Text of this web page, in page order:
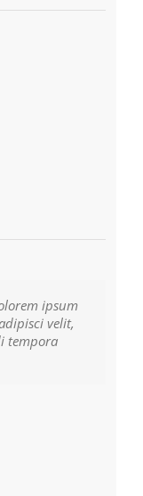
ipsum
velit,
tempora
est id ligula
sadips